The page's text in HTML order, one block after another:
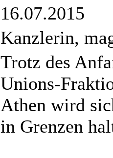
16.07.2015
Kanzlerin,
Trotz des
Unions-
Athen wird
in Grenzen